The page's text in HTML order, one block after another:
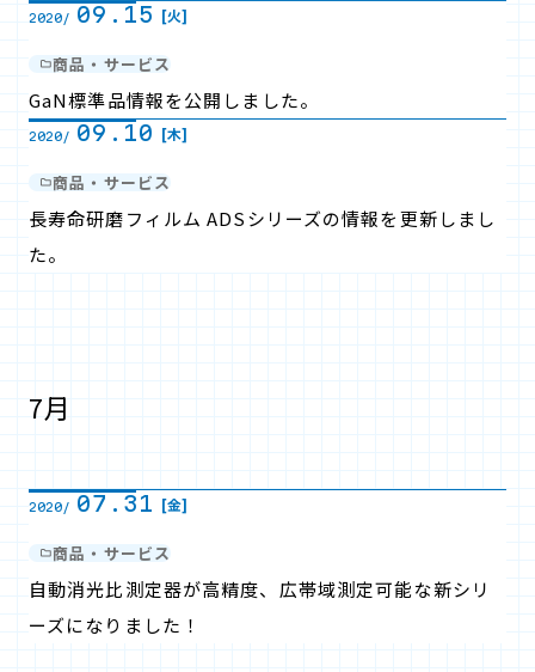
2020/ 09.15 [火]
商品・サービス
GaN標準品情報を公開しました。
2020/ 09.10 [木]
商品・サービス
長寿命研磨フィルム ADSシリーズの情報を更新しまし
た。
7月
2020/ 07.31 [金]
商品・サービス
自動消光比測定器が高精度、広帯域測定可能な新シリ
ーズになりました！